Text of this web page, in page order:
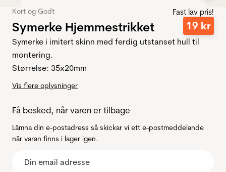
Kort og Godt
Symerke Hjemmestrikket
Fast lav pris!
19 kr
Symerke i imitert skinn med ferdig utstanset hull til
montering.
Størrelse: 35x20mm
Vis flere oplysninger
Få besked, når varen er tilbage
Lämna din e-postadress så skickar vi ett e-postmeddelande
när varan finns i lager igen.